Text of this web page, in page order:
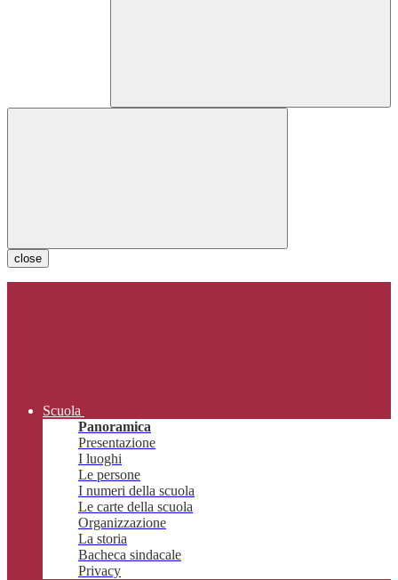
close
Scuola
Panoramica
Presentazione
I luoghi
Le persone
I numeri della scuola
Le carte della scuola
Organizzazione
La storia
Bacheca sindacale
Privacy